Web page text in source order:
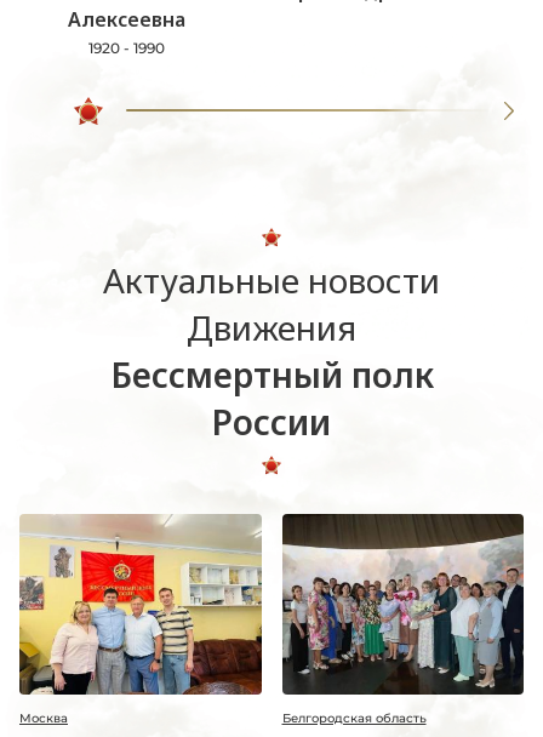
Алексеевна
1920 - 1990
Актуальные новости
Движения
Бессмертный полк
России
Москва Белгородская область